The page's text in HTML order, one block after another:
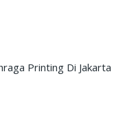
Printing Di Jakarta